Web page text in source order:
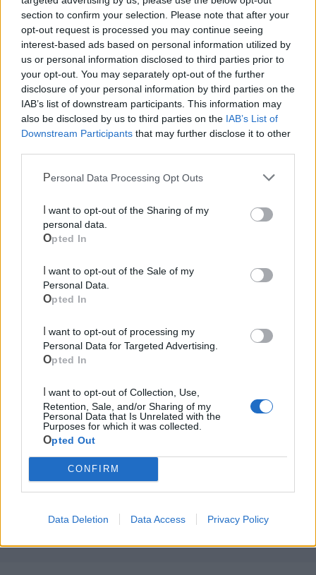
section to confirm your selection. Please note that after your
opt-out request is processed you may continue seeing
interest-based ads based on personal information utilized by
us or personal information disclosed to third parties prior to
your opt-out. You may separately opt-out of the further
disclosure of your personal information by third parties on the
IAB’s list of downstream participants. This information may
also be disclosed by us to third parties on the IAB’s List of
Downstream Participants that may further disclose it to other
Personal Data Processing Opt Outs
personal data.
Opted In
Personal Data.
Opted In
Personal Data for Targeted Advertising.
Opted In
Retention, Sale, and/or Sharing of my
Personal Data that Is Unrelated with the
Purposes for which it was collected.
Opted Out
CONFIRM
Data Deletion Data Access Privacy Policy
dove saranno preparati piatti e dolci a base di agrumi, e
una tappa alla caffetteria gelateria creperiaMincuccio
la preparazione del cocktail Sparklinge del gelato
artigianale al mandarino.
La puntata rappresenta una vetrina nazionale per una
filiera che, nel racconto proposto, unisce produzione,
lavorazione e valorizzazione gastronomica, con un
messaggio centrato suqualitàesostenibilitàdelle pratiche
agricole.
Le notizie del giorno sul tuo smartphone
Ricevi gratuitamente ogni giorno le notizie della tua
città direttamente sul tuo smartphone. Scarica Telegram